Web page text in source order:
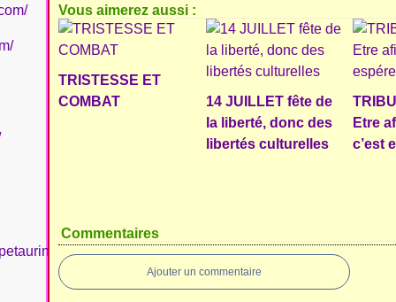
Vous aimerez aussi :
TRISTESSE ET
COMBAT
14 JUILLET fête de
la liberté, donc des
libertés culturelles
Etre
c’est
Commentaires
Ajouter un commentaire